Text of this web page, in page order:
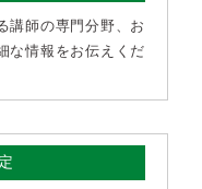
講師の専門分野、お
な情報をお伝えくだ